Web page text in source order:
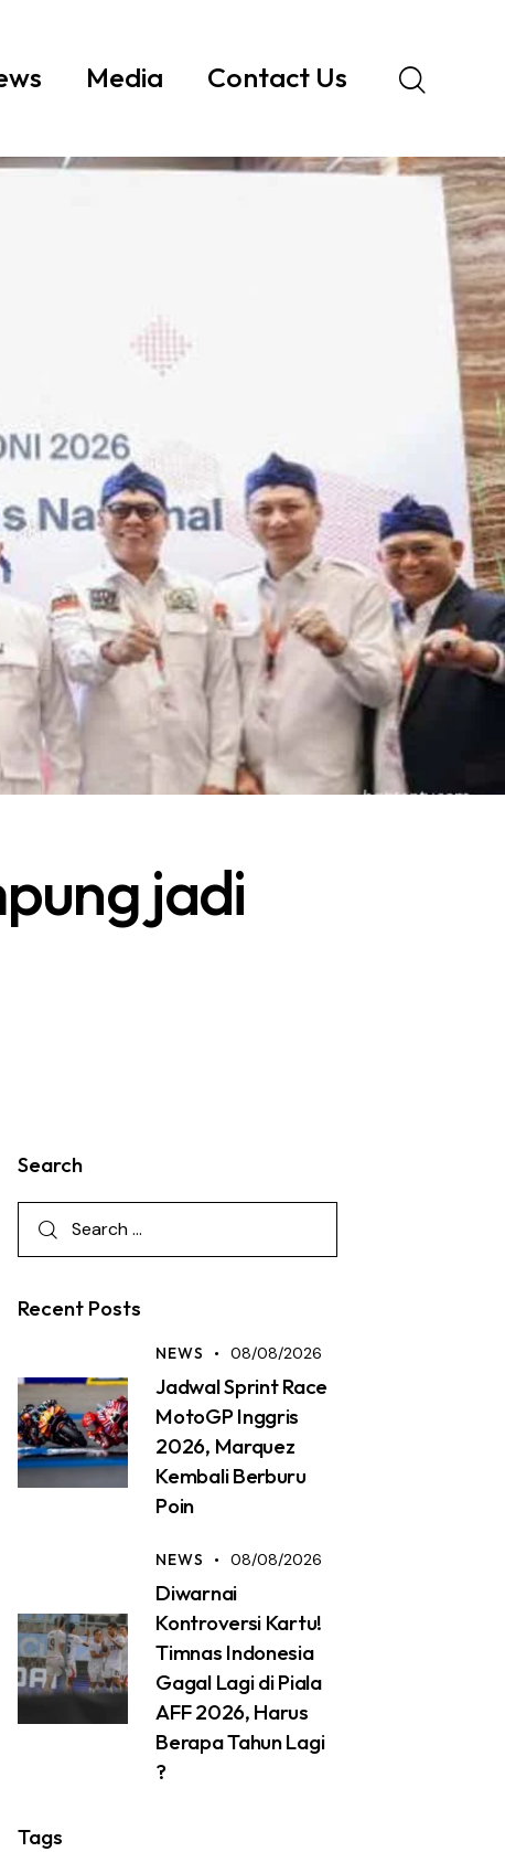
Media Contact Us
jadi
Search
Recent Posts
NEWS 08/08/2026
Jadwal Sprint Race
MotoGP Inggris
2026, Marquez
Kembali Berburu
Poin
NEWS 08/08/2026
Diwarnai
Kontroversi Kartu!
Timnas Indonesia
Gagal Lagi di Piala
AFF 2026, Harus
Berapa Tahun Lagi
?
Tags